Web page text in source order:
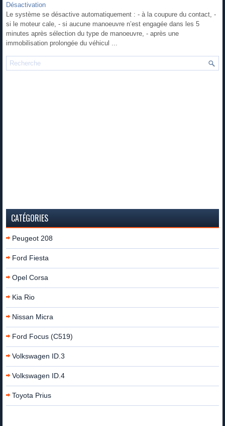
Désactivation
Le système se désactive automatiquement : - à la coupure du contact, -
si le moteur cale, - si aucune manoeuvre n’est engagée dans les 5
minutes après sélection du type de manoeuvre, - après une
immobilisation prolongée du véhicul ...
CATÉGORIES
Peugeot 208
Ford Fiesta
Opel Corsa
Kia Rio
Nissan Micra
Ford Focus (C519)
Volkswagen ID.3
Volkswagen ID.4
Toyota Prius